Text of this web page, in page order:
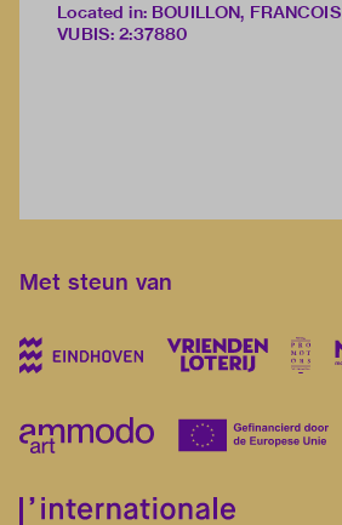
Located in: BOUILLON, FRANCOIS
VUBIS: 2:37880
Met steun van